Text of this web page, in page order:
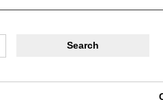
Search